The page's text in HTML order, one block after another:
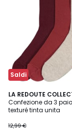
Saldi
LA REDOUTE
Confezione da 3
texturé tinta unita
12,99 €
4,7
/ 5